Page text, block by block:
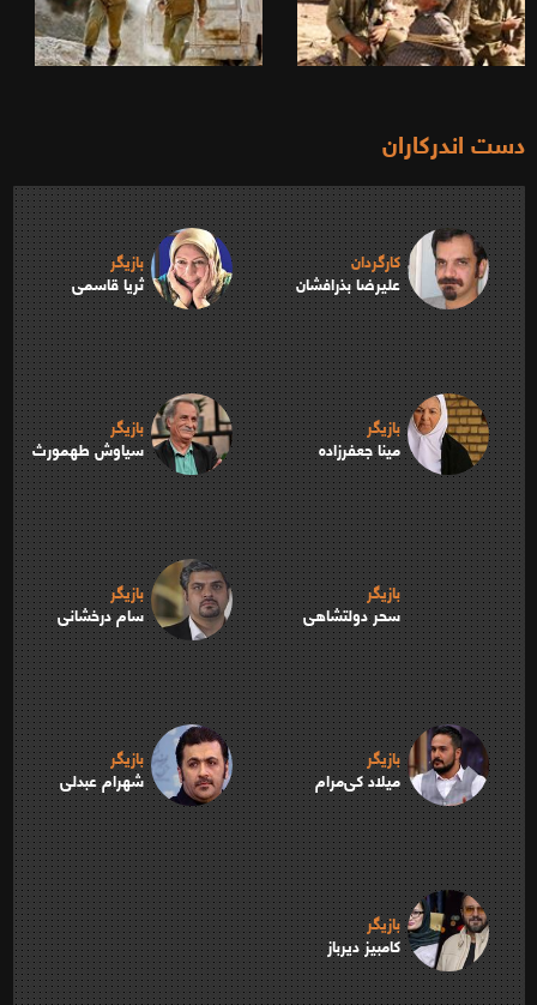
دست اندرکاران
کارگردان
علیرضا بذرافشان
بازیگر
ثریا قاسمی
بازیگر
مینا جعفرزاده
بازیگر
سیاوش طهمورث
بازیگر
سحر دولتشاهی
بازیگر
سام درخشانی
بازیگر
میلاد کی‌مرام
بازیگر
شهرام عبدلی
بازیگر
کامبیز دیرباز